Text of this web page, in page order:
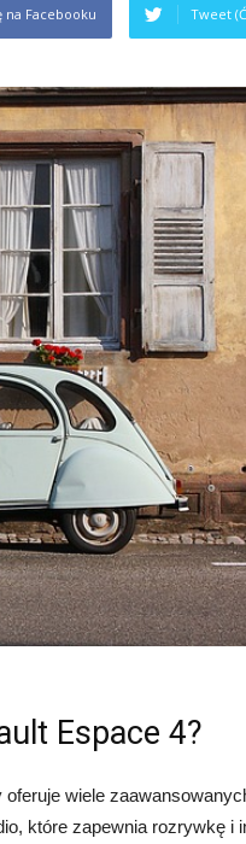
na Facebooku Tweet
Espace 4?
wiele
które zapewnia rozrywkę i